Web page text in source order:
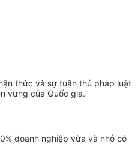
thức và sự tuân thủ pháp luật
vững của Quốc gia.
doanh nghiệp vừa và nhỏ có